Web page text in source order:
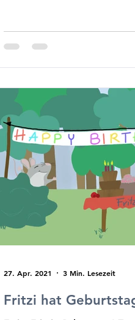
Fritzi hat
27. Apr. 2021 3 Min. Lesezeit